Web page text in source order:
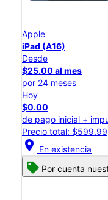
Apple
iPad (A16)
Desde
$25.00 al mes
por 24 meses
Hoy
$0.00
de pago inicial +
Precio total: $599.99
location_on En existencia
Por cuenta